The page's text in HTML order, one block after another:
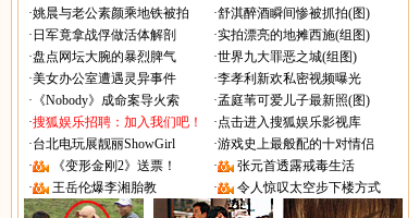
·姚晨与老公素颜乘地铁被拍 ·舒淇醉酒瞬间惨被抓拍(图)
· 日军竟拿战俘做活体解剖 ·实拍漂亮的地摊西施(组图)
·盘点网坛大腕的暴烈脾气 ·世界九大罪恶之城(组图)
·美女办公室遭遇灵异事件 ·李孝利新欢私密视频曝光
· 《Nobody》成命案导火索 ·孟庭苇可爱儿子最新照(图)
·搜狐娱乐招聘：加入我们吧！ ·点击进入搜狐娱乐影视库
·台北电玩展靓丽ShowGirl ·游戏史上最般配的十对情侣
·
《变形金刚2》送票！ ·
张元首透露戒毒生活
·
王岳伦爆李湘胎教 · 令人惊叹太空步下楼方式